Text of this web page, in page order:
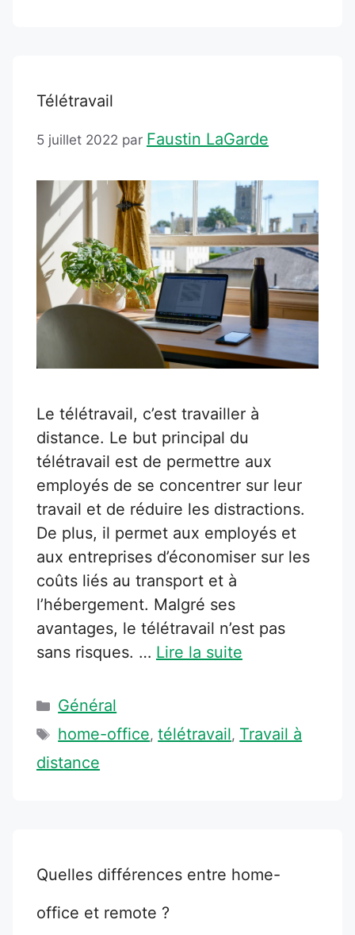
Télétravail
5 juillet 2022 par Faustin LaGarde
Le télétravail, c’est travailler à
distance. Le but principal du
télétravail est de permettre aux
employés de se concentrer sur leur
travail et de réduire les distractions.
De plus, il permet aux employés et
aux entreprises d’économiser sur les
coûts liés au transport et à
l’hébergement. Malgré ses
avantages, le télétravail n’est pas
sans risques. … Lire la suite
Catégories
Général
Étiquettes
home-office,télétravail, Travail à
distance
Quelles différences entre home-
office et remote ?